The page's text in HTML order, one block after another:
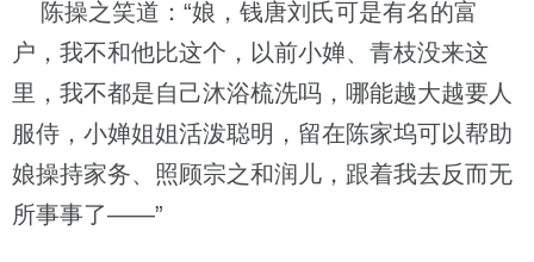
陈操之笑道：“娘，钱唐刘氏可是有名的富
户，我不和他比这个，以前小婵、青枝没来这
里，我不都是自己沐浴梳洗吗，哪能越大越要人
服侍，小婵姐姐活泼聪明，留在陈家坞可以帮助
娘操持家务、照顾宗之和润儿，跟着我去反而无
所事事了——”